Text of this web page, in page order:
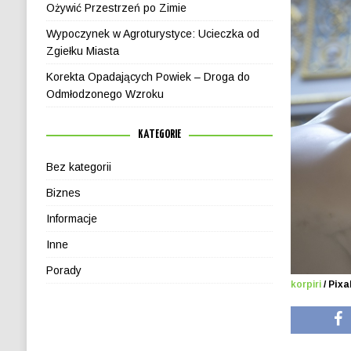
korpiri /
Ożywić Przestrzeń po Zimie
Wypoczynek w Agroturystyce: Ucieczka od
Zgiełku Miasta
Korekta Opadających Powiek – Droga do
Odmłodzonego Wzroku
KATEGORIE
Bez kategorii
Biznes
Informacje
Inne
Porady